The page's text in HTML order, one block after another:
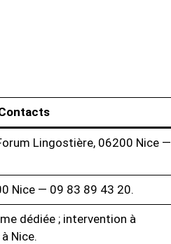
Lingostière, 06200 Nice —
Nice — 09 83 89 43 20.
dédiée ; intervention à
Nice.